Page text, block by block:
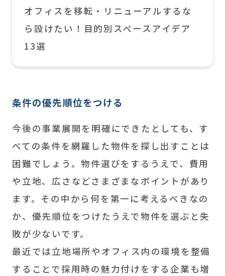
オフィスを移転・リニューアルするな
ら設けたい！目的別スペースアイデア
13選
条件の優先順位をつける
今後の事業展開を明確にできたとしても、す
べての条件を網羅した物件を探し出すことは
困難でしょう。物件選びをするうえで、費用
や立地、広さなどさまざまなポイントがあり
ます。その中から何を第一に考えるべきなの
か、優先順位をつけたうえで物件を選ぶと失
敗が少ないです。
最近では立地場所やオフィス内の環境を整備
することで採用時の魅力付けをする企業も増